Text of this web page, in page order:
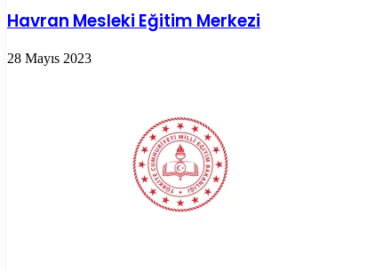
Havran Mesleki Eğitim Merkezi
28 Mayıs 2023